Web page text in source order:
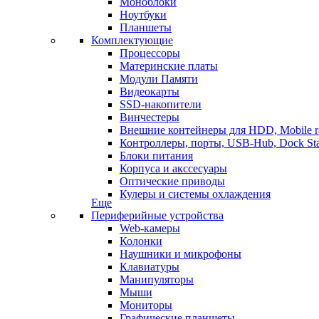
Ноутбуки
Планшеты
Комплектующие
Процессоры
Материнские платы
Модули Памяти
Видеокарты
SSD-накопители
Винчестеры
Внешние контейнеры для HDD, Mobile
Контроллеры, порты, USB-Hub, Dock
Блоки питания
Корпуса и акссесуары
Оптические приводы
Кулеры и системы охлаждения
Еще
Периферийные устройства
Web-камеры
Колонки
Наушники и микрофоны
Клавиатуры
Манипуляторы
Мыши
Мониторы